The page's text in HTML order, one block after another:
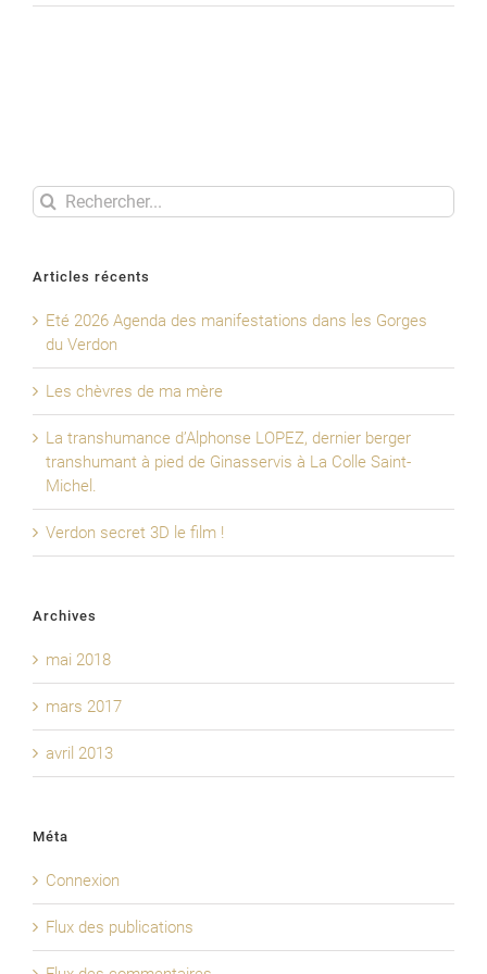
P1030026
Rechercher
Articles récents
Eté 2026 Agenda des manifestations dans les Gorges
du Verdon
Les chèvres de ma mère
La transhumance d’Alphonse LOPEZ, dernier berger
transhumant à pied de Ginasservis à La Colle Saint-
Michel.
Verdon secret 3D le film !
Archives
mai 2018
mars 2017
avril 2013
Méta
Connexion
Flux des publications